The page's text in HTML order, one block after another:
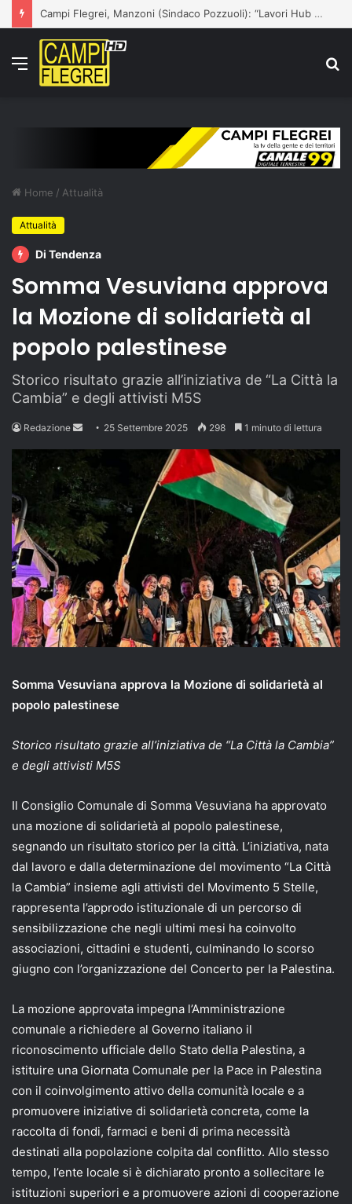
Campi Flegrei, Manzoni (Sindaco Pozzuoli): “Lavori Hub via Artiaco partiranno entro lunedì. Comprendo preoccupazioni cittadini, lavoriamo al loro fianco”
Menu
Home / Attualità
Attualità
Di Tendenza
Somma Vesuviana approva
la Mozione di solidarietà al
popolo palestinese
Storico risultato grazie all’iniziativa de “La Città la
Cambia” e degli attivisti M5S
Redazione
Send
email
25 Settembre 2025 298 1 minuto di lettura
Somma Vesuviana approva la Mozione di solidarietà al
popolo palestinese
Storico risultato grazie all’iniziativa de “La Città la Cambia”
e degli attivisti M5S
Il Consiglio Comunale di Somma Vesuviana ha approvato
una mozione di solidarietà al popolo palestinese,
segnando un risultato storico per la città. L’iniziativa, nata
dal lavoro e dalla determinazione del movimento “La Città
la Cambia” insieme agli attivisti del Movimento 5 Stelle,
rappresenta l’approdo istituzionale di un percorso di
sensibilizzazione che negli ultimi mesi ha coinvolto
associazioni, cittadini e studenti, culminando lo scorso
giugno con l’organizzazione del Concerto per la Palestina.
La mozione approvata impegna l’Amministrazione
comunale a richiedere al Governo italiano il
riconoscimento ufficiale dello Stato della Palestina, a
istituire una Giornata Comunale per la Pace in Palestina
con il coinvolgimento attivo della comunità locale e a
promuovere iniziative di solidarietà concreta, come la
raccolta di fondi, farmaci e beni di prima necessità
destinati alla popolazione colpita dal conflitto. Allo stesso
tempo, l’ente locale si è dichiarato pronto a sollecitare le
istituzioni superiori e a promuovere azioni di cooperazione